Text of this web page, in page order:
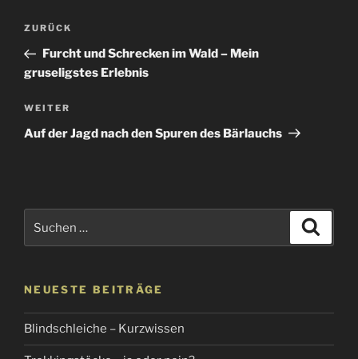
Beitragsnavigation
Vorheriger
Beitrag
ZURÜCK
Furcht und Schrecken im Wald – Mein
gruseligstes Erlebnis
Nächster
Beitrag
WEITER
Auf der Jagd nach den Spuren des Bärlauchs
nach:
NEUESTE BEITRÄGE
Blindschleiche – Kurzwissen